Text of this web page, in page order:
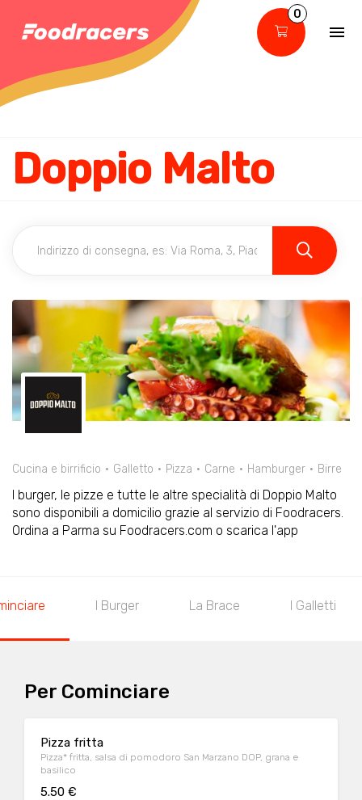
0
Doppio Malto
Cucina e birrificio Galletto Pizza Carne Hamburger Birre
I burger, le pizze e tutte le altre specialità di Doppio Malto
sono disponibili a domicilio grazie al servizio di Foodracers.
Ordina a Parma su Foodracers.com o scarica l'app
I Burger La Brace I Galletti
Per Cominciare
Pizza fritta
Pizza* fritta, salsa di pomodoro San Marzano DOP, grana e
basilico
5.50 €